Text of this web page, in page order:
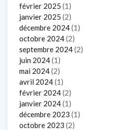
février 2025 (1)
janvier 2025 (2)
décembre 2024(1)
octobre 2024(2)
septembre 2024(2)
juin 2024(1)
mai 2024(2)
avril 2024(1)
février 2024(2)
janvier 2024(1)
décembre 2023 (1)
octobre 2023 (2)